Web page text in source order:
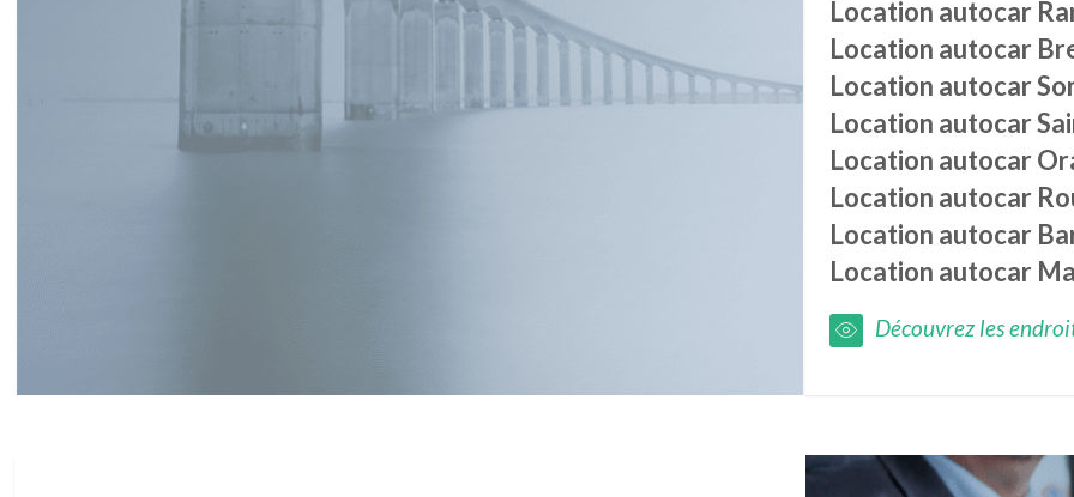
Location autocar
Location autocar
Location autocar
Location autocar
Location autocar
Location autocar
Location autocar
Location autocar
Découvrez les